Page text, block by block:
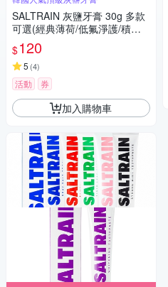
SALTRAIN 灰鹽牙膏 30g 多款
可選(經典薄荷/低氟淨護/積雪
草修護/清恬香檸/強效薄荷)
$120
5 (4)
活動 券
加入購物車